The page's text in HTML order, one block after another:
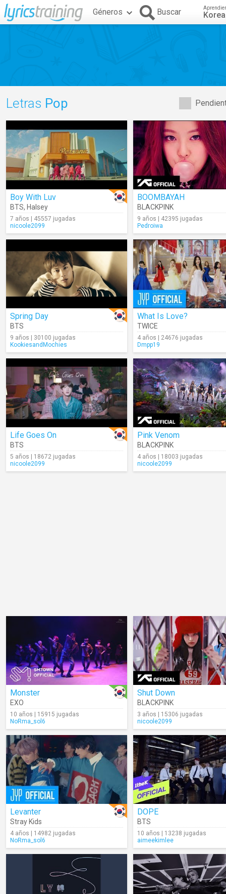
Géneros Buscar
Letras Pop
Boy With Luv
BTS, Halsey
7 años | 45557 jugadas
nicoole2099
BOOMBAYAH
BLACKPINK
9 años | 42395 jugadas
Pedroiwa
Spring Day
BTS
9 años | 30100 jugadas
KookiesandMochies
What Is Love?
TWICE
4 años | 24676 jugadas
Dmpp19
Life Goes On
BTS
5 años | 18672 jugadas
nicoole2099
Pink Venom
BLACKPINK
4 años | 18003 jugadas
nicoole2099
Monster
EXO
10 años | 15915 jugadas
NoRma_sol6
Shut Down
BLACKPINK
3 años | 15306 jugadas
nicoole2099
Levanter
Stray Kids
4 años | 14982 jugadas
NoRma_sol6
DOPE
BTS
10 años | 13238 jugadas
aimeekimlee